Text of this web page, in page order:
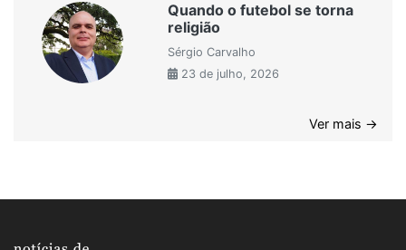
Quando o futebol se torna
religião
Sérgio Carvalho
23 de julho, 2026
Ver mais →